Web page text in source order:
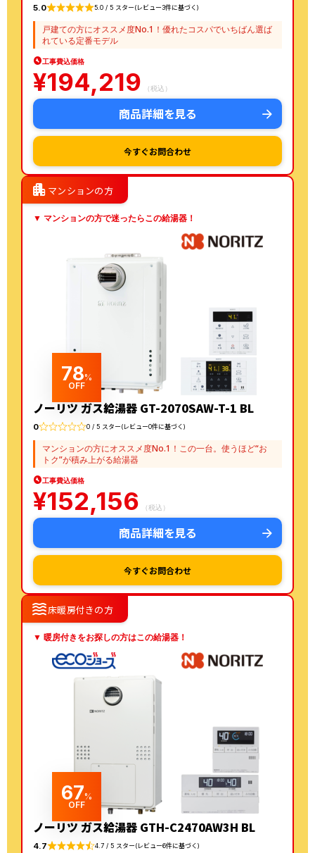
5.0 5.0 / 5 スター(レビュー3件に基づく)
戸建ての方にオススメ度No.1！優れたコスパでいちばん選ば
れている定番モデル
工事費込価格
¥194,219 （税込）
商品詳細を見る
今すぐお問合わせ
apartment マンションの方
▼ マンションの方で迷ったらこの給湯器！
78%
OFF
ノーリツ ガス給湯器 GT-2070SAW-T-1 BL
0 0 / 5 スター(レビュー0件に基づく)
マンションの方にオススメ度No.1！この一台。使うほど“お
トク”が積み上がる給湯器
工事費込価格
¥152,156 （税込）
商品詳細を見る
今すぐお問合わせ
waves床暖房付きの方
▼ 暖房付きをお探しの方はこの給湯器！
67%
OFF
ノーリツ ガス給湯器 GTH-C2470AW3H BL
4.7 4.7 / 5 スター(レビュー6件に基づく)